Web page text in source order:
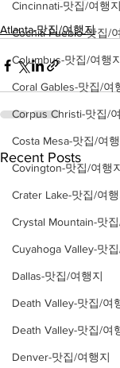
Cincinnati-맛집/여행지
Cochiti Pueblo-맛집/
Columbus-맛집/여행
Coral Gables-맛집/여
Corpus Christi-맛집/
Costa Mesa-맛집/여
Covington-맛집/여행
Crater Lake-맛집/여행
Crystal Mountain-맛
Cuyahoga Valley-맛
Dallas-맛집/여행지
Death Valley-맛집/여
Death Valley-맛집/여
Denver-맛집/여행지
Atlanta-맛집/여행지
Recent Posts